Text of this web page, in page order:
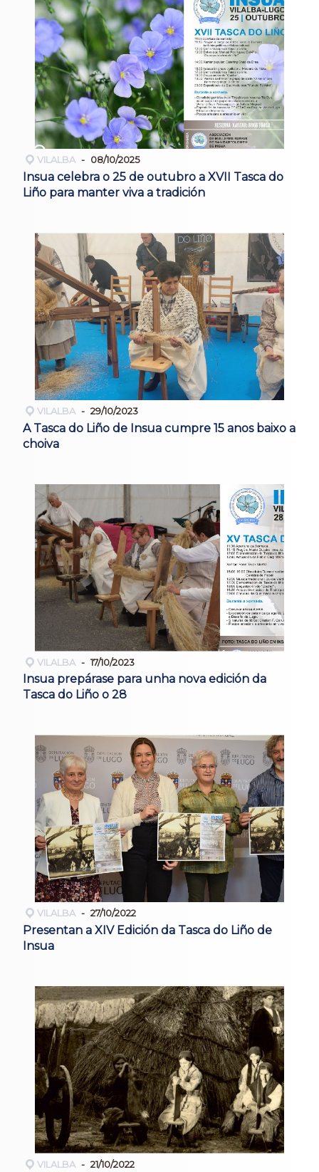
VILALBA 08/10/2025
Insua celebra o 25 de outubro a XVII Tasca do
Liño para manter viva a tradición
VILALBA 29/10/2023
A Tasca do Liño de Insua cumpre 15 anos baixo a
choiva
VILALBA 17/10/2023
Insua prepárase para unha nova edición da
Tasca do Liño o 28
VILALBA 27/10/2022
Presentan a XIV Edición da Tasca do Liño de
Insua
VILALBA 21/10/2022